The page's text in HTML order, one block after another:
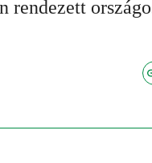
rendezett